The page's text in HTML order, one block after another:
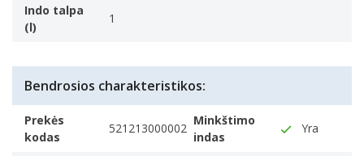
Nuimama minkštimo talpyklė
Sulčių talpykla
produced juice. If not, an additional container needs to
be employed.
Sulčių talpykla
1 L
Nuimama sulčių talpa
Indo talpa
(l)
1
Bendrosios charakteristikos:
Prekės
kodas
521213000002
Minkštimo
indas
Yra